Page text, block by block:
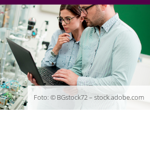
Foto: © BGstock72 – stock.adobe.com